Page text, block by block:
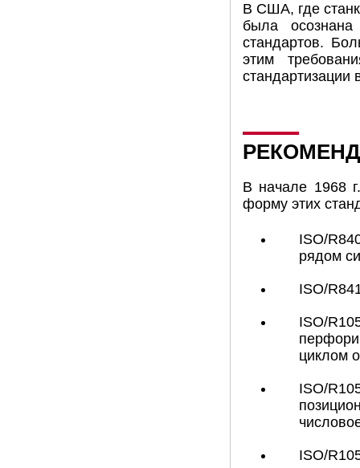
В США, где
была
стандартов.
этим
стандартизации
В начале 1968
форму этих
ISO/
рядом
ISO/
ISO/
циклом
ISO/
ISO/